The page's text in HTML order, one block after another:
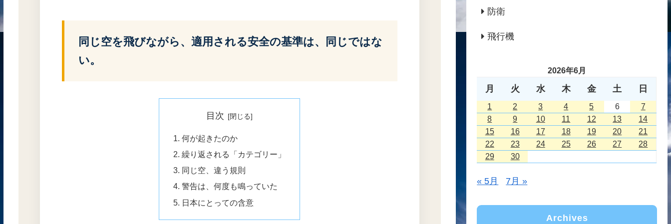
同じ空を飛びながら、適用される安全の基準は、同じではな
い。
目次
何が起きたのか
繰り返される「カテゴリー」
同じ空、違う規則
警告は、何度も鳴っていた
日本にとっての含意
防衛
飛行機
2026年6月
月 火 水 木 金 土 日
1 2 3 4 5 6
7
8
9 10 11 12 13
14
15
16 17 18 19 20
21
22
23 24 25 26 27
28
29
30
« 5月 7月 »
Archives